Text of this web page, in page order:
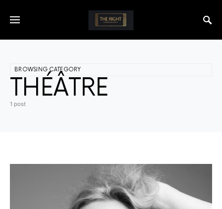
BROWSING CATEGORY
THÉÂTRE
1 post